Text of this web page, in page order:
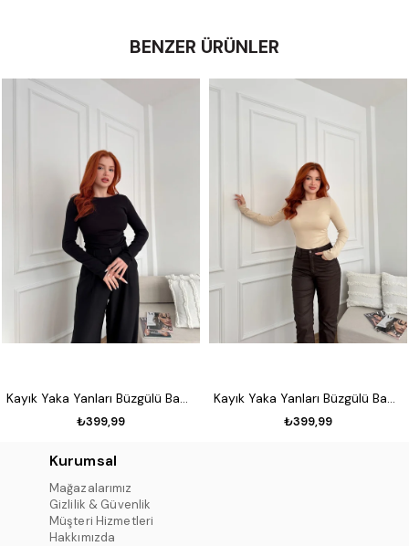
BENZER ÜRÜNLER
Kayık Yaka Yanları Büzgülü Badi Siyah
₺399,99
Kayık Yaka Yanları Büzgülü Badi Taş
₺399,99
Kurumsal
Mağazalarımız
Gizlilik & Güvenlik
Müşteri Hizmetleri
Hakkımızda